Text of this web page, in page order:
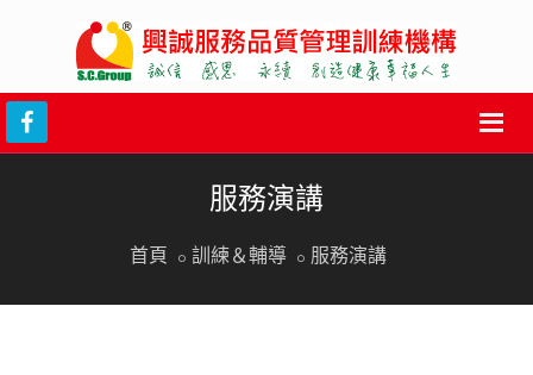
服務演講
首頁 訓練＆輔導 服務演講